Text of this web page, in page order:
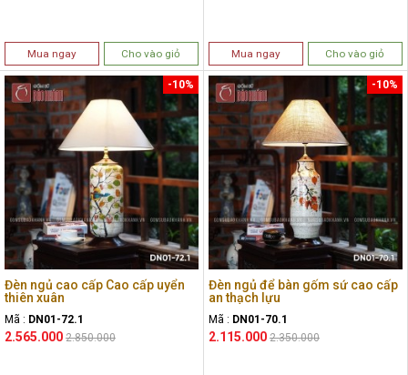
Mua ngay Cho vào giỏ Mua ngay Cho vào giỏ
Đèn ngủ cao cấp Cao cấp uyển
thiên xuân
Mã : DN01-72.1
2.565.000
-10%
2.850.000
Đèn ngủ để bàn gốm sứ cao cấp
an thạch lựu
Mã : DN01-70.1
2.115.000
-10%
2.350.000